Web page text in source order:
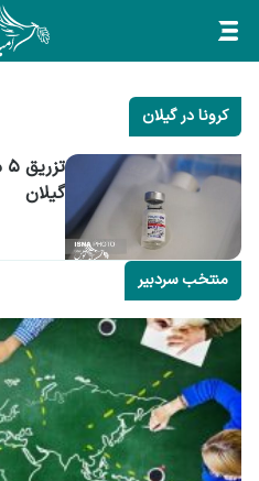
کرونا در گیلان
گیلان
منتخب سردبیر